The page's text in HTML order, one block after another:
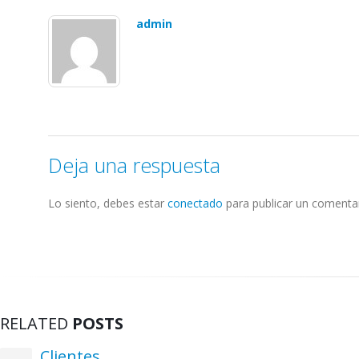
admin
Deja una respuesta
Lo siento, debes estar conectado para publicar un
RELATED POSTS